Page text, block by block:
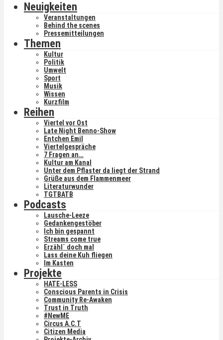
Neuigkeiten
Veranstaltungen
Behind the scenes
Pressemitteilungen
Themen
Kultur
Politik
Umwelt
Sport
Musik
Wissen
Kurzfilm
Reihen
Viertel vor Ost
Late Night Benno-Show
Entchen Emil
Viertelgespräche
7 Fragen an…
Kultur am Kanal
Unter dem Pflaster da liegt der Strand
Grüße aus dem Flammenmeer
Literaturwunder
TGTBATB
Podcasts
Lausche-Leeze
Gedankengestöber
Ich bin gespannt
Streams come true
Erzähl´ doch mal
Lass deine Kuh fliegen
Im Kasten
Projekte
HATE-LESS
Conscious Parents in Crisis
Community Re-Awaken
Trust in Truth
#NewME
Circus A.C.T
Citizen Media